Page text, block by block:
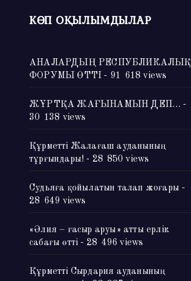
КӨП ОҚЫЛЫМДЫЛАР
АНАЛАРДЫҢ РЕСПУБЛИКАЛЫҚ
ФОРУМЫ ӨТТІ - 91 618 views
ЖҰРТҚА ЖАҒЫНАМЫН ДЕП… -
30 138 views
Құрметті Жалағаш ауданының
тұрғындары! - 28 850 views
Судьяға қойылатын талап жоғары -
28 649 views
«Әлия – ғасыр аруы» атты ерлік
сабағы өтті - 28 496 views
Құрметті Сырдария ауданының